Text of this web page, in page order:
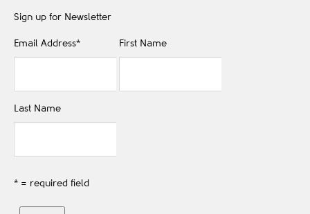
Sign up for Newsletter
Email Address* First Name
Last Name
* = required field